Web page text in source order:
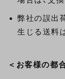
弊社の誤出
生じる送料
＜お客様の都